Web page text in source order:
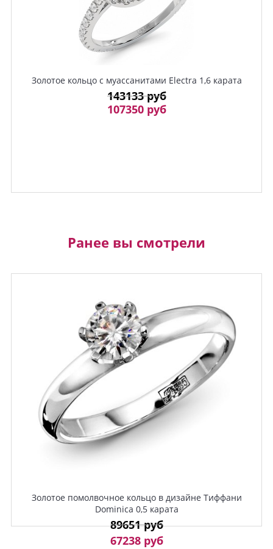
Золотое кольцо с муассанитами Electra 1,6 карата
143133 руб
107350 руб
Ранее вы смотрели
Золотое помолвочное кольцо в дизайне Тиффани
Dominica 0,5 карата
89651 руб
67238 руб